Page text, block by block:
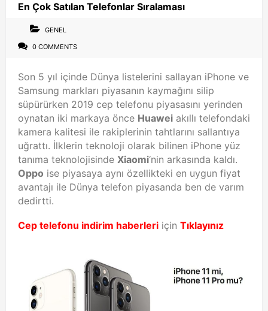
En Çok Satılan Telefonlar Sıralaması
GENEL
0 COMMENTS
Son 5 yıl içinde Dünya listelerini sallayan iPhone ve
Samsung markları piyasanın kaymağını silip
süpürürken 2019 cep telefonu piyasasını yerinden
oynatan iki markaya önce Huawei akıllı telefondaki
kamera kalitesi ile rakiplerinin tahtlarını sallantıya
uğrattı. İlklerin teknoloji olarak bilinen iPhone yüz
tanıma teknolojisinde Xiaomi‘nin arkasında kaldı.
Oppo ise piyasaya aynı özellikteki en uygun fiyat
avantajı ile Dünya telefon piyasanda ben de varım
dedirtti.
Cep telefonu indirim haberleri için Tıklayınız